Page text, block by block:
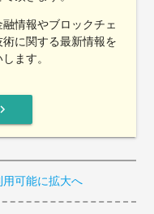
情報やブロックチェ
に関する最新情報を
ます。
chevron_right
可能に拡大へ